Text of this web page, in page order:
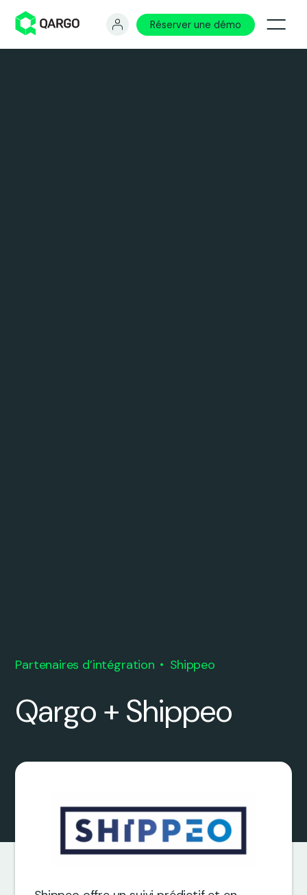
Réserver une démo
Partenaires d’intégration Shippeo
Qargo + Shippeo